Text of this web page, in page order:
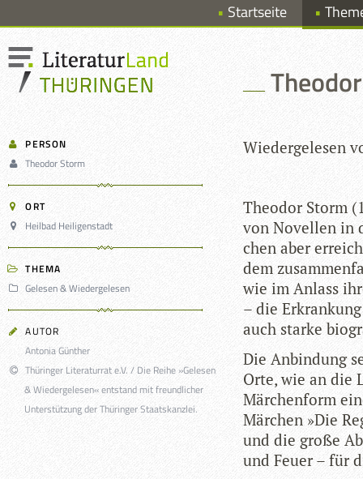
Startseite
PERSON
Theodor Storm
ORT
Heilbad Heiligenstadt
THEMA
Gelesen & Wiedergelesen
AUTOR
Antonia Günther
Thüringer Literaturrat e.V. / Die Reihe »Gelesen
& Wiedergelesen« entstand mit freundlicher
Unterstützung der Thüringer Staatskanzlei.
Wie­der­ge­le­sen
Theo­dor Storm
von Novel­len in
chen aber
dem
wie im Anlass
– die
auch starke
Die Anbin­dung
Orte, wie an die
Mär­chen­form
Mär­chen »Die
und die große
und Feuer – für